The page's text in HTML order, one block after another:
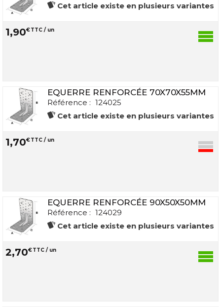
Cet article existe en plusieurs variantes
1,90€TTC / un
EQUERRE RENFORCÉE 70X70X55MM
Référence : 124025
Cet article existe en plusieurs variantes
1,70€TTC / un
EQUERRE RENFORCÉE 90X50X50MM
Référence : 124029
Cet article existe en plusieurs variantes
2,70€TTC / un